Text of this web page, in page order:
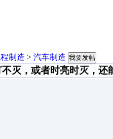
制造 > 汽车制造 我要发帖
灭，或者时亮时灭，还